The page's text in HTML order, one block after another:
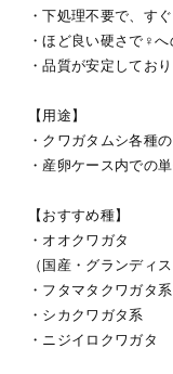
・下処理不要で、す
・ほど良い硬さで♀
・品質が安定してお
【用途】
・クワガタムシ各種
・産卵ケース内での
【おすすめ種】
・オオクワガタ
（国産・グランディ
・フタマタクワガタ系
・シカクワガタ系
・ニジイロクワガタ